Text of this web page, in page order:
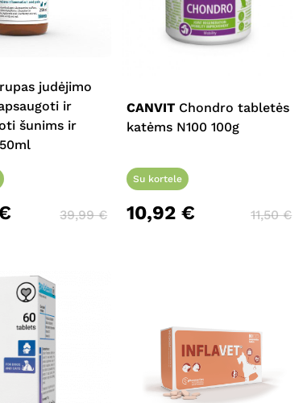
judėjimo
ir
šunims ir
39,99€
CANVIT Chondro tabletės
katėms N100 100g
Su kortele
10,92€ 11,50€